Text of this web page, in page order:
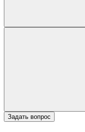
Задать вопрос